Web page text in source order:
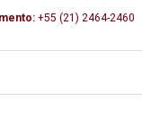
+55 (21) 2464-2460